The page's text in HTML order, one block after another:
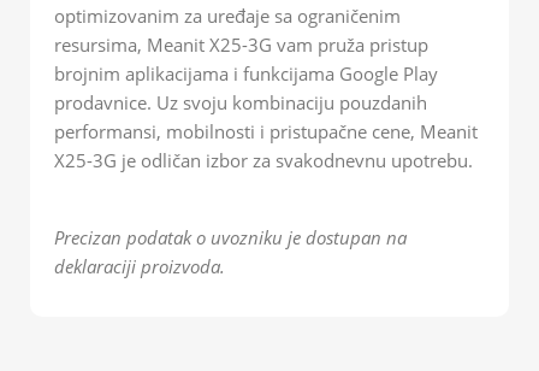
optimizovanim za uređaje sa ograničenim
resursima, Meanit X25-3G vam pruža pristup
brojnim aplikacijama i funkcijama Google Play
prodavnice. Uz svoju kombinaciju pouzdanih
performansi, mobilnosti i pristupačne cene, Meanit
X25-3G je odličan izbor za svakodnevnu upotrebu.
Precizan podatak o uvozniku je dostupan na
deklaraciji proizvoda.